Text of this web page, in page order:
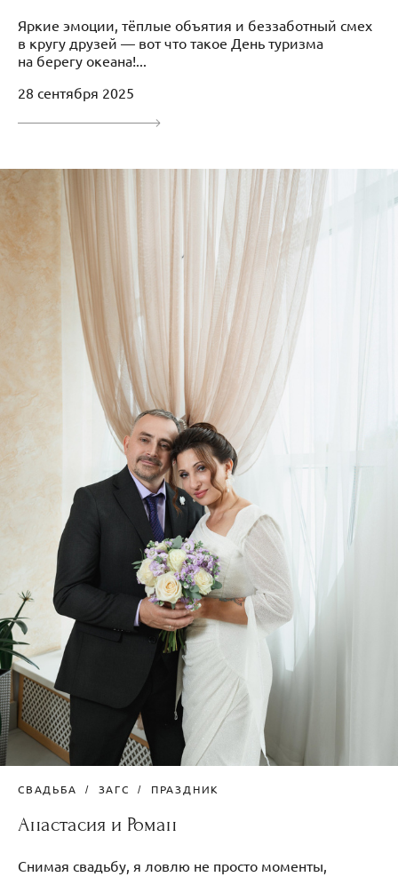
Яркие эмоции, тёплые объятия и беззаботный смех
в кругу друзей — вот что такое День туризма
на берегу океана!...
28 сентября 2025
СВАДЬБА ЗАГС ПРАЗДНИК
Анастасия и Роман
Снимая свадьбу, я ловлю не просто моменты,